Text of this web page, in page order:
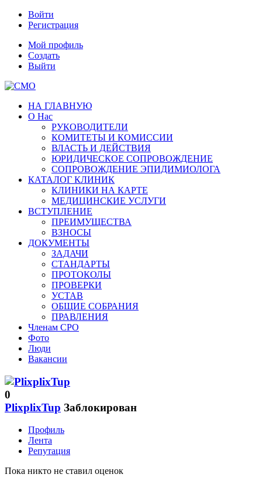
Войти
Регистрация
Мой профиль
Создать
Выйти
НА ГЛАВНУЮ
О Нас
РУКОВОДИТЕЛИ
КОМИТЕТЫ И КОМИССИИ
ВЛАСТЬ И ДЕЙСТВИЯ
ЮРИДИЧЕСКОЕ СОПРОВОЖДЕНИЕ
СОПРОВОЖДЕНИЕ ЭПИДИМИОЛОГА
КАТАЛОГ КЛИНИК
КЛИНИКИ НА КАРТЕ
МЕДИЦИНСКИЕ УСЛУГИ
ВСТУПЛЕНИЕ
ПРЕИМУЩЕСТВА
ВЗНОСЫ
ДОКУМЕНТЫ
ЗАДАЧИ
СТАНДАРТЫ
ПРОТОКОЛЫ
ПРОВЕРКИ
УСТАВ
ОБЩИЕ СОБРАНИЯ
ПРАВЛЕНИЯ
Членам СРО
Фото
Люди
Вакансии
0
PlixplixTup Заблокирован
Профиль
Лента
Репутация
Пока никто не ставил оценок